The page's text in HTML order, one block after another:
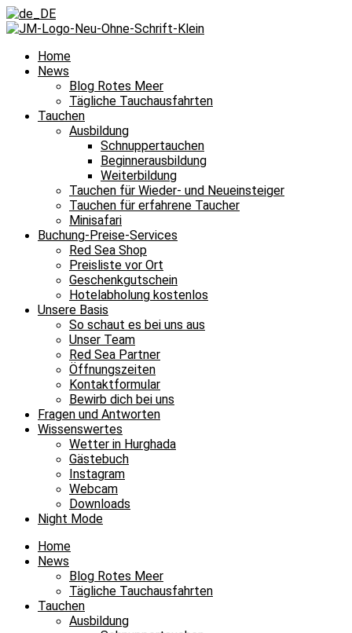
Home
News
Blog Rotes Meer
Tägliche Tauchausfahrten
Tauchen
Ausbildung
Schnuppertauchen
Beginnerausbildung
Weiterbildung
Tauchen für Wieder- und Neueinsteiger
Tauchen für erfahrene Taucher
Minisafari
Buchung-Preise-Services
Red Sea Shop
Preisliste vor Ort
Geschenkgutschein
Hotelabholung kostenlos
Unsere Basis
So schaut es bei uns aus
Unser Team
Red Sea Partner
Öffnungszeiten
Kontaktformular
Bewirb dich bei uns
Fragen und Antworten
Wissenswertes
Wetter in Hurghada
Gästebuch
Instagram
Webcam
Downloads
Night Mode
Home
News
Blog Rotes Meer
Tägliche Tauchausfahrten
Tauchen
Ausbildung